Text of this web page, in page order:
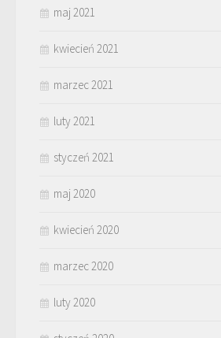
maj 2021
kwiecień 2021
marzec 2021
luty 2021
styczeń 2021
maj 2020
kwiecień 2020
marzec 2020
luty 2020